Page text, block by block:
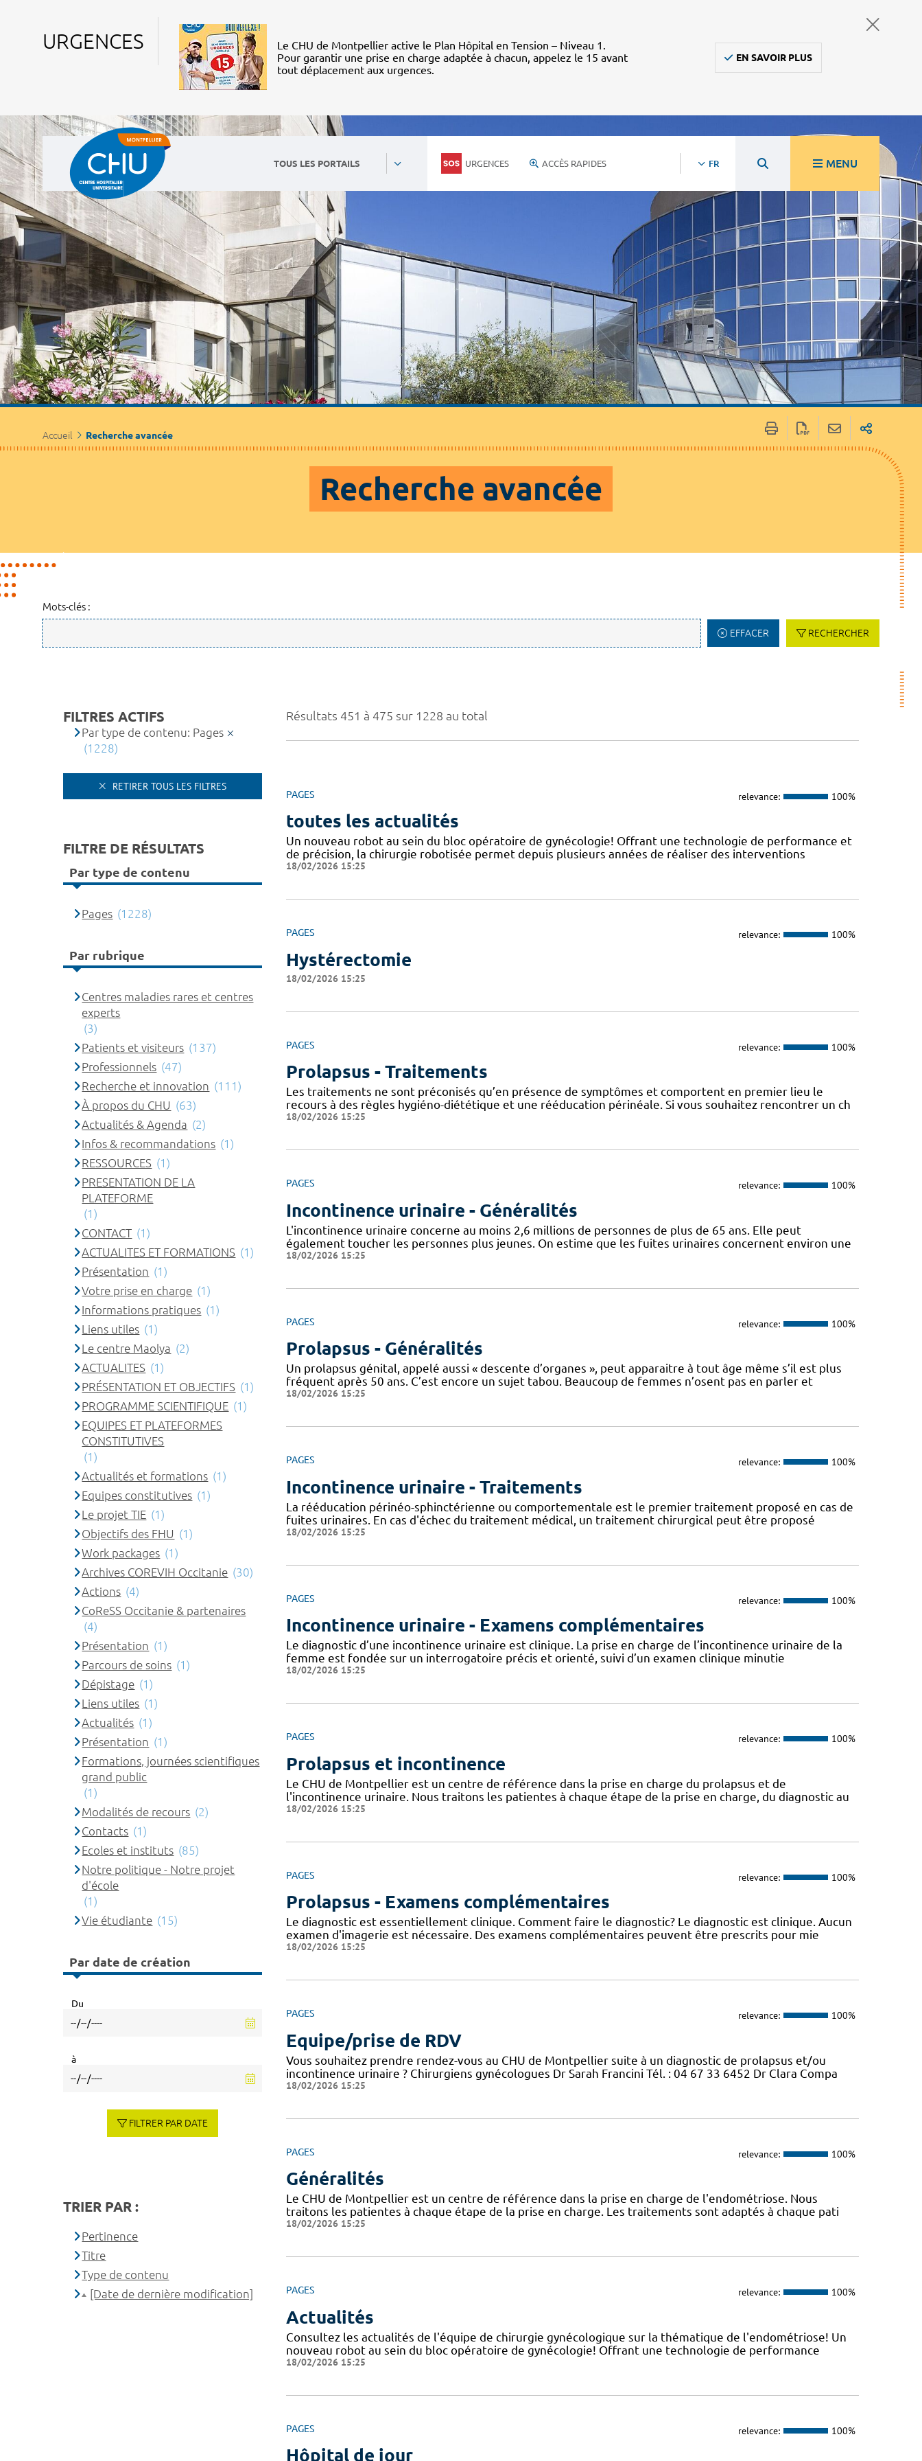
URGENCES
Le CHU de Montpellier active le Plan Hôpital en Tension – Niveau 1.
Pour garantir une prise en charge adaptée à chacun, appelez le 15 avant
tout déplacement aux urgences.
EN SAVOIR PLUS
TOUS LES PORTAILS URGENCES ACCÈS RAPIDES FR MENU
Accueil Recherche avancée
Recherche avancée
Mots-clés :
EFFACER RECHERCHER
Résultats 451 à 475 sur 1228 au total
PAGES relevance: 100%
toutes les actualités
Un nouveau robot au sein du bloc opératoire de gynécologie! Offrant une technologie de performance et
de précision, la chirurgie robotisée permet depuis plusieurs années de réaliser des interventions
18/02/2026 15:25
PAGES relevance: 100%
Hystérectomie
18/02/2026 15:25
PAGES relevance: 100%
Prolapsus - Traitements
Les traitements ne sont préconisés qu’en présence de symptômes et comportent en premier lieu le
recours à des règles hygiéno-diététique et une rééducation périnéale. Si vous souhaitez rencontrer un ch
18/02/2026 15:25
PAGES relevance: 100%
Incontinence urinaire - Généralités
L'incontinence urinaire concerne au moins 2,6 millions de personnes de plus de 65 ans. Elle peut
également toucher les personnes plus jeunes. On estime que les fuites urinaires concernent environ une
18/02/2026 15:25
PAGES relevance: 100%
Prolapsus - Généralités
Un prolapsus génital, appelé aussi « descente d’organes », peut apparaitre à tout âge même s’il est plus
fréquent après 50 ans. C’est encore un sujet tabou. Beaucoup de femmes n’osent pas en parler et
18/02/2026 15:25
PAGES relevance: 100%
Incontinence urinaire - Traitements
La rééducation périnéo-sphinctérienne ou comportementale est le premier traitement proposé en cas de
fuites urinaires. En cas d'échec du traitement médical, un traitement chirurgical peut être proposé
18/02/2026 15:25
PAGES relevance: 100%
Incontinence urinaire - Examens complémentaires
Le diagnostic d’une incontinence urinaire est clinique. La prise en charge de l’incontinence urinaire de la
femme est fondée sur un interrogatoire précis et orienté, suivi d’un examen clinique minutie
18/02/2026 15:25
PAGES relevance: 100%
Prolapsus et incontinence
Le CHU de Montpellier est un centre de référence dans la prise en charge du prolapsus et de
l'incontinence urinaire. Nous traitons les patientes à chaque étape de la prise en charge, du diagnostic au
18/02/2026 15:25
PAGES relevance: 100%
Prolapsus - Examens complémentaires
Le diagnostic est essentiellement clinique. Comment faire le diagnostic? Le diagnostic est clinique. Aucun
examen d'imagerie est nécessaire. Des examens complémentaires peuvent être prescrits pour mie
18/02/2026 15:25
PAGES relevance: 100%
Equipe/prise de RDV
Vous souhaitez prendre rendez-vous au CHU de Montpellier suite à un diagnostic de prolapsus et/ou
incontinence urinaire ? Chirurgiens gynécologues Dr Sarah Francini Tél. : 04 67 33 6452 Dr Clara Compa
18/02/2026 15:25
PAGES relevance: 100%
Généralités
Le CHU de Montpellier est un centre de référence dans la prise en charge de l'endométriose. Nous
traitons les patientes à chaque étape de la prise en charge. Les traitements sont adaptés à chaque pati
18/02/2026 15:25
PAGES relevance: 100%
Actualités
Consultez les actualités de l'équipe de chirurgie gynécologique sur la thématique de l'endométriose! Un
nouveau robot au sein du bloc opératoire de gynécologie! Offrant une technologie de performance
18/02/2026 15:25
PAGES relevance: 100%
Hôpital de jour
FILTRES ACTIFS
Par type de contenu: Pages
(1228)
RETIRER TOUS LES FILTRES
FILTRE DE RÉSULTATS
Par type de contenu
Pages (1228)
Par rubrique
Centres maladies rares et centres
experts
(3)
Patients et visiteurs (137)
Professionnels (47)
Recherche et innovation (111)
À propos du CHU (63)
Actualités & Agenda (2)
Infos & recommandations (1)
RESSOURCES (1)
PRESENTATION DE LA
PLATEFORME
(1)
CONTACT (1)
ACTUALITES ET FORMATIONS (1)
Présentation (1)
Votre prise en charge (1)
Informations pratiques (1)
Liens utiles (1)
Le centre Maolya (2)
ACTUALITES (1)
PRÉSENTATION ET OBJECTIFS (1)
PROGRAMME SCIENTIFIQUE (1)
EQUIPES ET PLATEFORMES
CONSTITUTIVES
(1)
Actualités et formations (1)
Equipes constitutives (1)
Le projet TIE (1)
Objectifs des FHU (1)
Work packages (1)
Archives COREVIH Occitanie (30)
Actions (4)
CoReSS Occitanie & partenaires
(4)
Présentation (1)
Parcours de soins (1)
Dépistage (1)
Liens utiles (1)
Actualités (1)
Présentation (1)
Formations, journées scientifiques
grand public
(1)
Modalités de recours (2)
Contacts (1)
Ecoles et instituts (85)
Notre politique - Notre projet
d'école
(1)
Vie étudiante (15)
Par date de création
Du
à
FILTRER PAR DATE
TRIER PAR :
Pertinence
Titre
Type de contenu
[Date de dernière modification]